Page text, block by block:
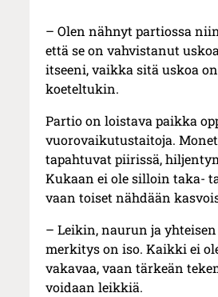
– Olen nähnyt partiossa
että se on vahvistanut
itseeni, vaikka sitä uskoa
koeteltukin.
Partio on loistava paikka
vuorovaikutustaitoja.
tapahtuvat piirissä,
Kukaan ei ole silloin taka-
vaan toiset nähdään
– Leikin, naurun ja
merkitys on iso. Kaikki ei
vakavaa, vaan tärkeän
voidaan leikkiä.